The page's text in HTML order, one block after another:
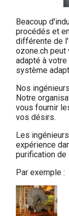
Beacoup
procédés et
différente de
ozone.ch
adapté à
système
Nos
Notre
vous fournir
vos désirs.
Les
expérience
purification de
Par exemple :